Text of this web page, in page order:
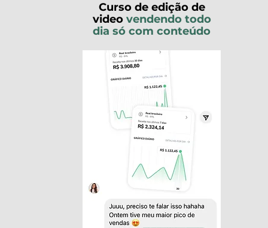
Curso de edição de
video vendendo todo
dia só com conteúdo